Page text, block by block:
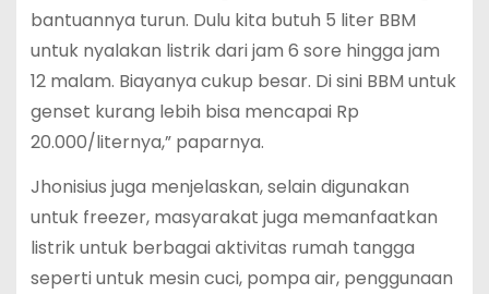
bantuannya turun. Dulu kita butuh 5 liter BBM
untuk nyalakan listrik dari jam 6 sore hingga jam
12 malam. Biayanya cukup besar. Di sini BBM untuk
genset kurang lebih bisa mencapai Rp
20.000/liternya,” paparnya.
Jhonisius juga menjelaskan, selain digunakan
untuk freezer, masyarakat juga memanfaatkan
listrik untuk berbagai aktivitas rumah tangga
seperti untuk mesin cuci, pompa air, penggunaan